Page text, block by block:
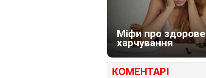
Міфи про здорове
харчування
КОМЕНТАРІ